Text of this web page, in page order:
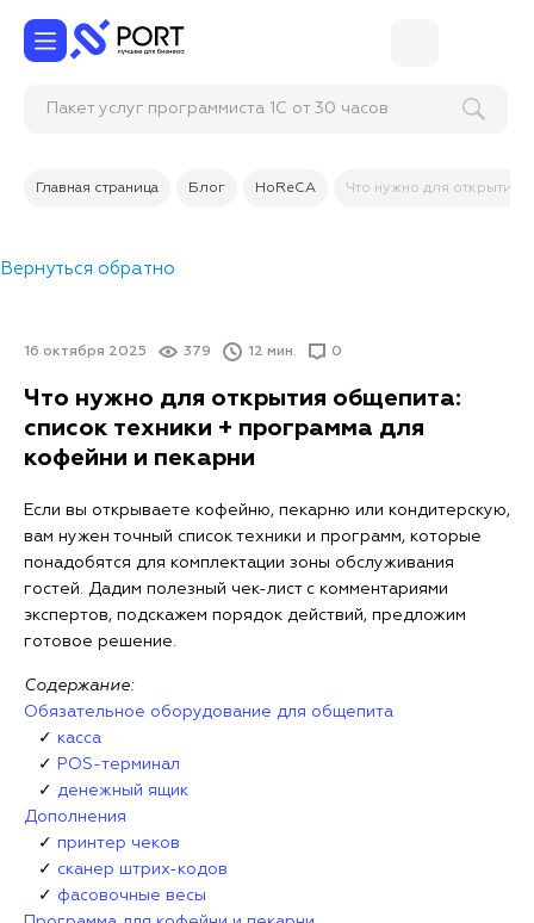
Пакет услуг программиста 1С от 30 часов
Главная страница Блог HoReCA Что нужно для открытия
Вернуться обратно
16 октября 2025 379 12 мин. 0
Что нужно для открытия общепита:
список техники + программа для
кофейни и пекарни
Если вы открываете кофейню, пекарню или кондитерскую,
вам нужен точный список техники и программ, которые
понадобятся для комплектации зоны обслуживания
гостей. Дадим полезный чек-лист с комментариями
экспертов, подскажем порядок действий, предложим
готовое решение.
Содержание:
Обязательное оборудование для общепита
✓ касса
✓ POS-терминал
✓ денежный ящик
Дополнения
✓ принтер чеков
✓ сканер штрих-кодов
✓ фасовочные весы